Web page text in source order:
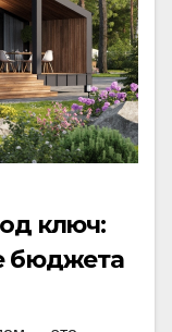
ключ:
бюджета